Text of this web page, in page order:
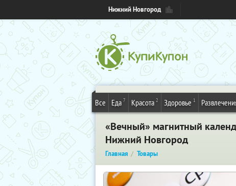
Нижний Новгород
Все Еда 7 Красота 2 Здоровье 1
«Вечный» магнитный
Нижний Новгород
Главная Товары